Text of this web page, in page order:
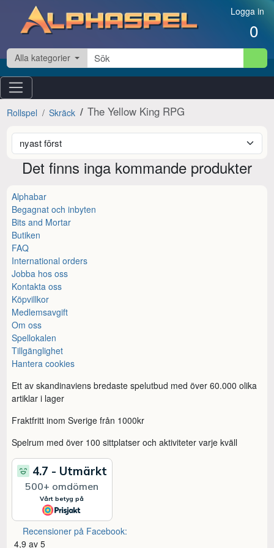
Hoppa till innehåll Logga in
0
Alla kategorier
Rollspel Skräck The Yellow King RPG
Det finns inga kommande produkter
Alphabar
Begagnat och inbyten
Bits and Mortar
Butiken
FAQ
International orders
Jobba hos oss
Kontakta oss
Köpvillkor
Medlemsavgift
Om oss
Spellokalen
Tillgänglighet
Hantera cookies
Ett av skandinaviens bredaste spelutbud med över 60.000 olika
artiklar i lager
Fraktfritt inom Sverige från 1000kr
Spelrum med över 100 sittplatser och aktiviteter varje kväll
Recensioner på Facebook:
4,9 av 5